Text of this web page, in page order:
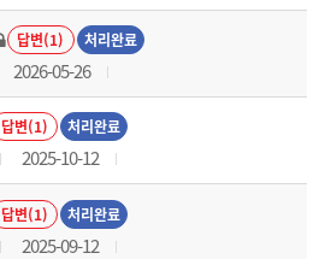
답변(1) 처리완료
2026-05-26
답변(1) 처리완료
2025-10-12
답변(1) 처리완료
2025-09-12